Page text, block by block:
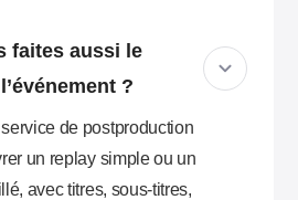
faites aussi le
?
de postproduction
un replay simple ou un
avec titres, sous-titres,